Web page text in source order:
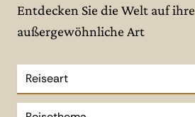
Entdecken Sie die Welt auf ihre
außergewöhnliche Art
Reiseart